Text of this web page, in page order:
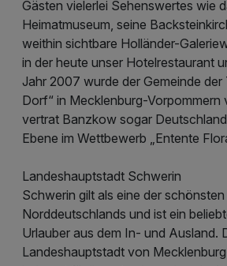
Gästen vielerlei Sehenswertes wie
Heimatmuseum, seine
weithin sichtbare Holländer-
in der heute unser Hotelrestaurant
Jahr 2007 wurde der Gemeinde der
Dorf“ in Mecklenburg-Vorpommern
vertrat Banzkow sogar
Ebene im Wettbewerb „Entente
Landeshauptstadt Schwerin
Schwerin gilt als eine der
Norddeutschlands und ist ein
Urlauber aus dem In- und Ausland.
Landeshauptstadt von